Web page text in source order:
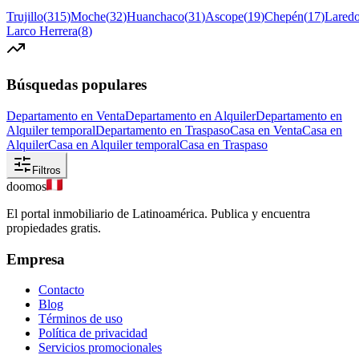
Trujillo(315)Moche(32)Huanchaco(31)Ascope(19)Chepén(17)
Larco Herrera(8)
Búsquedas populares
Departamento en VentaDepartamento en AlquilerDepartamento en
Alquiler temporalDepartamento en TraspasoCasa en VentaCasa en
AlquilerCasa en Alquiler temporalCasa en Traspaso
Filtros
doomos
El portal inmobiliario de Latinoamérica. Publica y encuentra
propiedades gratis.
Empresa
Contacto
Blog
Términos de uso
Política de privacidad
Servicios promocionales